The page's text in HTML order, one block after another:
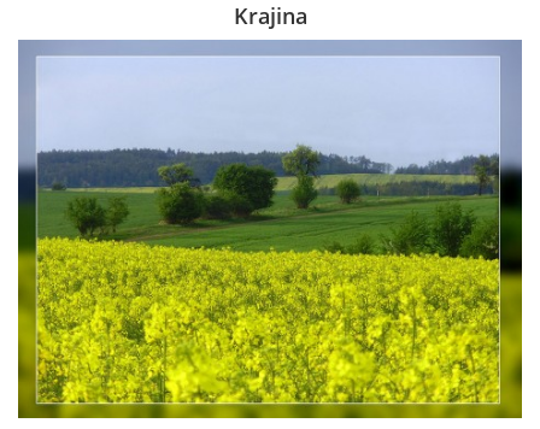
FOTO VYCHÁZKY
ŽIVOT FOTOKLUBU
PRO ČLENY
STANOVY
Krajina